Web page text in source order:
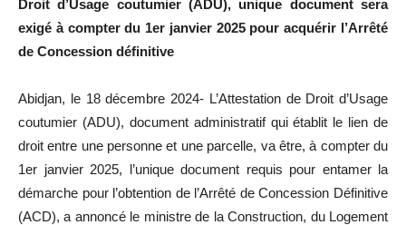
Droit d’Usage coutumier (ADU), unique document sera
exigé à compter du 1er janvier 2025 pour acquérir l’Arrêté
de Concession définitive
Abidjan, le 18 décembre 2024- L’Attestation de Droit d’Usage
coutumier (ADU), document administratif qui établit le lien de
droit entre une personne et une parcelle, va être, à compter du
1er janvier 2025, l’unique document requis pour entamer la
démarche pour l’obtention de l’Arrêté de Concession Définitive
(ACD), a annoncé le ministre de la Construction, du Logement